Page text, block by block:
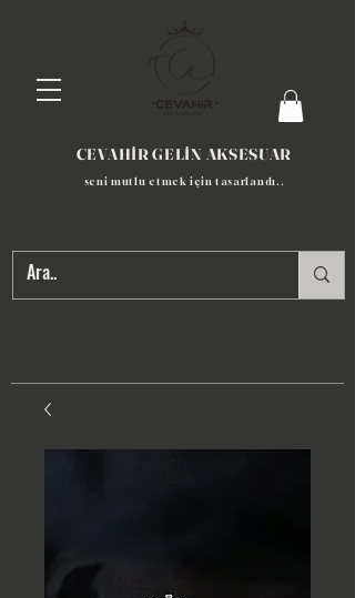
CEVAHİR GELİN AKSESUAR
seni mutlu etmek için tasarlandı​..